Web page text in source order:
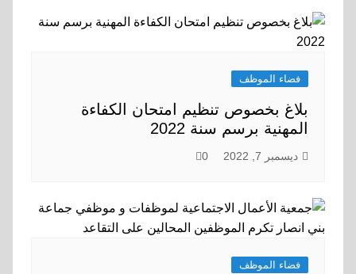
فضاء الموظف
بلاغ بخصوص تنظيم امتحان الكفاءة
المهنية برسم سنة 2022
ديسمبر 7, 2022 0
فضاء الموظف